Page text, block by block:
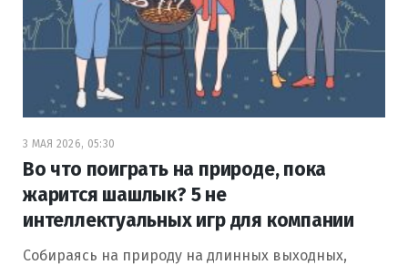
3 МАЯ 2026, 05:30
Во что поиграть на природе, пока
жарится шашлык? 5 не
интеллектуальных игр для компании
Собираясь на природу на длинных выходных,